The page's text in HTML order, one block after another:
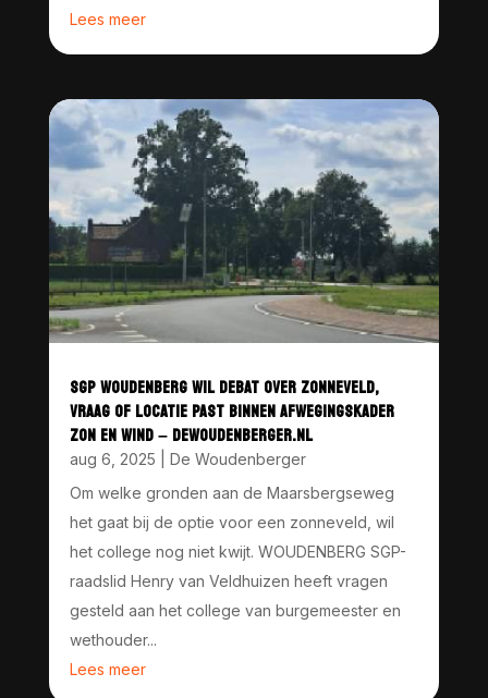
Lees meer
SGP WOUDENBERG WIL DEBAT OVER ZONNEVELD,
VRAAG OF LOCATIE PAST BINNEN AFWEGINGSKADER
ZON EN WIND – DEWOUDENBERGER.NL
aug 6, 2025
De Woudenberger
Om welke gronden aan de Maarsbergseweg
het gaat bij de optie voor een zonneveld, wil
het college nog niet kwijt. WOUDENBERG SGP-
raadslid Henry van Veldhuizen heeft vragen
gesteld aan het college van burgemeester en
wethouder...
Lees meer